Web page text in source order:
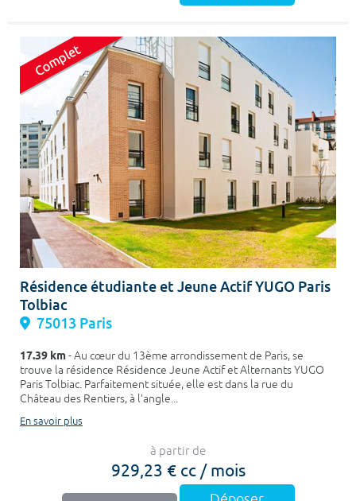
Résidence étudiante et Jeune Actif YUGO Paris
Tolbiac
75013 Paris
17.39 km- Au cœur du 13ème arrondissement de Paris, se
trouve la résidence Résidence Jeune Actif et Alternants YUGO
Paris Tolbiac. Parfaitement située, elle est dans la rue du
Château des Rentiers, à l’angle...
En savoir plus
à partir de
929,23 € cc / mois